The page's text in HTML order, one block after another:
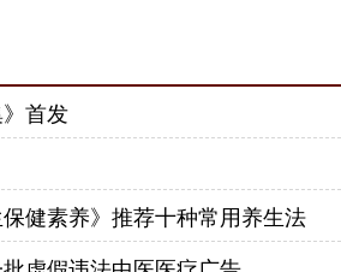
》首发
保健素养》推荐十种常用养生法